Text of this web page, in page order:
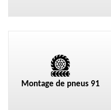
Montage de pneus 91